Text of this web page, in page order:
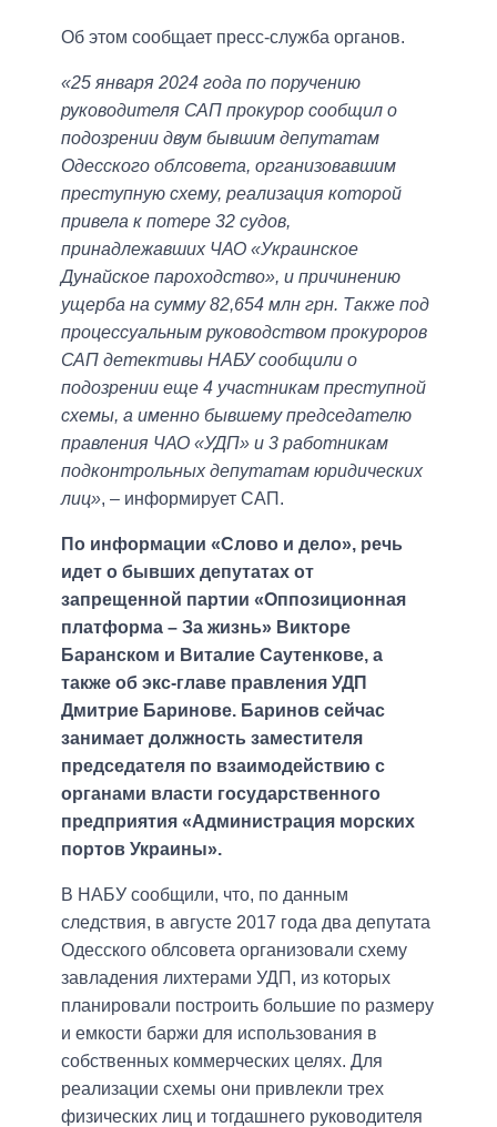
Об этом сообщает пресс-служба органов.
«25 января 2024 года по поручению
руководителя САП прокурор сообщил о
подозрении двум бывшим депутатам
Одесского облсовета, организовавшим
преступную схему, реализация которой
привела к потере 32 судов,
принадлежавших ЧАО «Украинское
Дунайское пароходство», и причинению
ущерба на сумму 82,654 млн грн. Также под
процессуальным руководством прокуроров
САП детективы НАБУ сообщили о
подозрении еще 4 участникам преступной
схемы, а именно бывшему председателю
правления ЧАО «УДП» и 3 работникам
подконтрольных депутатам юридических
лиц», – информирует САП.
По информации «Слово и дело», речь
идет о бывших депутатах от
запрещенной партии «Оппозиционная
платформа – За жизнь» Викторе
Баранском и Виталие Саутенкове, а
также об экс-главе правления УДП
Дмитрие Баринове. Баринов сейчас
занимает должность заместителя
председателя по взаимодействию с
органами власти государственного
предприятия «Администрация морских
портов Украины».
В НАБУ сообщили, что, по данным
следствия, в августе 2017 года два депутата
Одесского облсовета организовали схему
завладения лихтерами УДП, из которых
планировали построить большие по размеру
и емкости баржи для использования в
собственных коммерческих целях. Для
реализации схемы они привлекли трех
физических лиц и тогдашнего руководителя